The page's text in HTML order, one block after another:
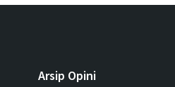
Arsip Opini